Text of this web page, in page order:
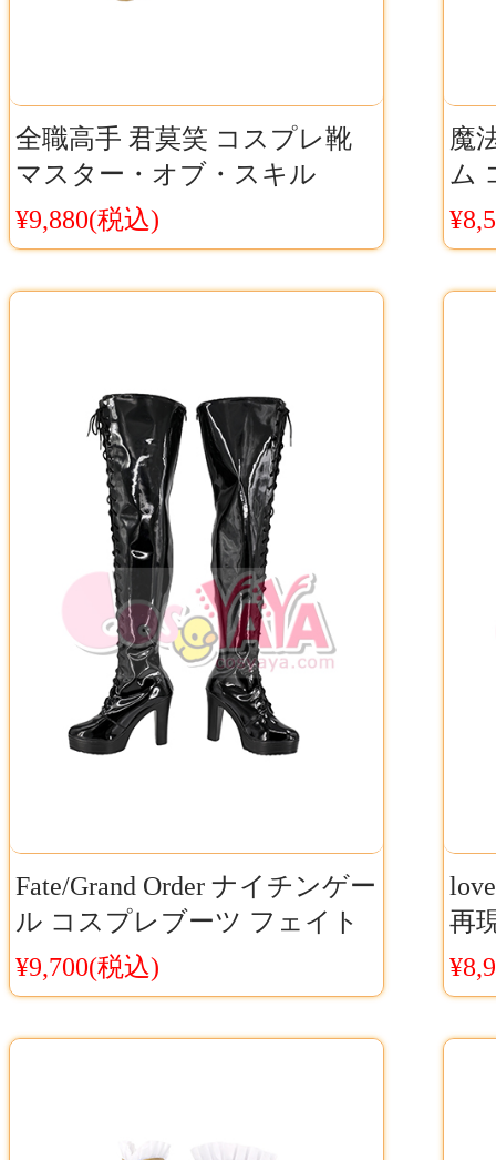
全職高手 君莫笑 コスプレ靴
マスター・オブ・スキル
cosplayブーツ キャラクター再
現コスプレシューズCosyaya通
販 送料無料
¥9,880(税込)
魔
ム
タ
シ
送
Fate/Grand Order ナイチンゲー
ル コスプレブーツ フェイト
GO キャラクター風コスプレ
靴 高再現COSシューズCosyaya
通販 送料無料
¥9,700(税込)
再
ベ